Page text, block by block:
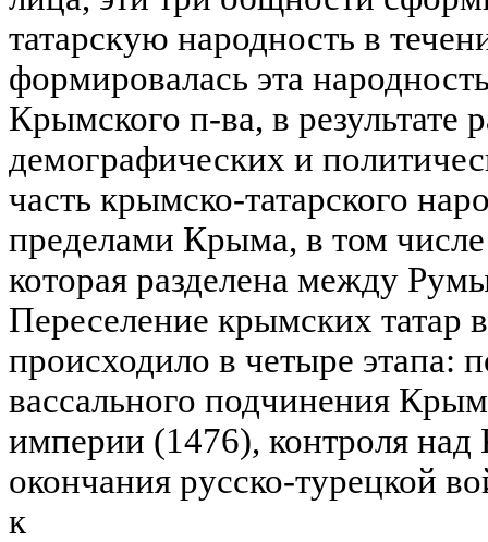
татарскую народность в
формировалась эта
Крымского п-ва, в результате
демографических и
часть крымско-татарского
пределами Крыма, в том
которая разделена между
Переселение крымских татар
происходило в четыре этапа:
вассального подчинения
империи (1476), контроля
окончания русско-турецкой
к